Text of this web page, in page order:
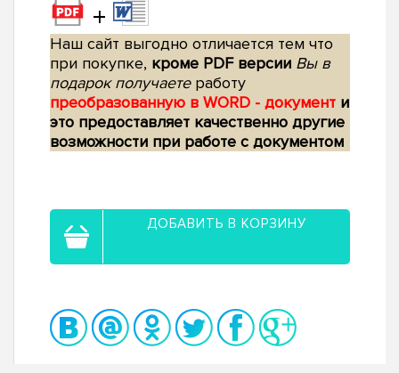
+
Наш сайт выгодно отличается тем что
при покупке, кроме PDF версии Вы в
подарок получаетеработу
преобразованную в WORD - документ и
это предоставляет качественно другие
возможности при работе с документом
ДОБАВИТЬ В КОРЗИНУ